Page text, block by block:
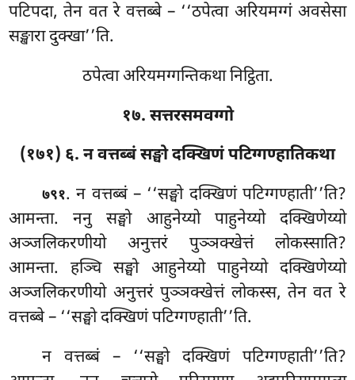
पटिपदा, तेन वत रे वत्तब्बे – ‘‘ठपेत्वा अरियमग्गं अवसेसा
सङ्खारा दुक्खा’’ति.
ठपेत्वा अरियमग्गन्तिकथा निट्ठिता.
१७. सत्तरसमवग्गो
(१७१) ६. न वत्तब्बं सङ्घो दक्खिणं पटिग्गण्हातिकथा
७९१. न वत्तब्बं – ‘‘सङ्घो दक्खिणं पटिग्गण्हाती’’ति?
आमन्ता. ननु सङ्घो आहुनेय्यो पाहुनेय्यो दक्खिणेय्यो
अञ्जलिकरणीयो अनुत्तरं पुञ्ञक्खेत्तं लोकस्साति?
आमन्ता. हञ्चि सङ्घो आहुनेय्यो पाहुनेय्यो दक्खिणेय्यो
अञ्जलिकरणीयो अनुत्तरं पुञ्ञक्खेत्तं लोकस्स, तेन वत रे
वत्तब्बे – ‘‘सङ्घो दक्खिणं पटिग्गण्हाती’’ति.
न वत्तब्बं – ‘‘सङ्घो दक्खिणं पटिग्गण्हाती’’ति?